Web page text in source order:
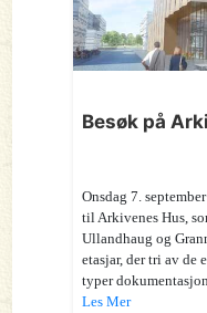
Besøk på
Onsdag 7.
til Arkivenes Hus,
Ullandhaug og
etasjar, der tri av de
typer
Les Mer